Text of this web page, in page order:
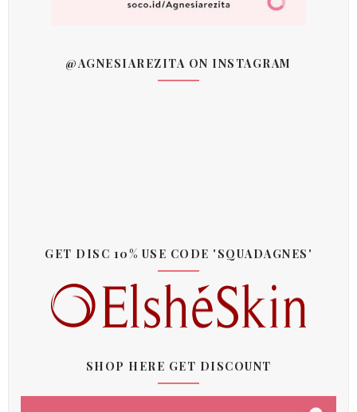
@AGNESIAREZITA ON INSTAGRAM
GET DISC 10% USE CODE 'SQUADAGNES'
SHOP HERE GET DISCOUNT